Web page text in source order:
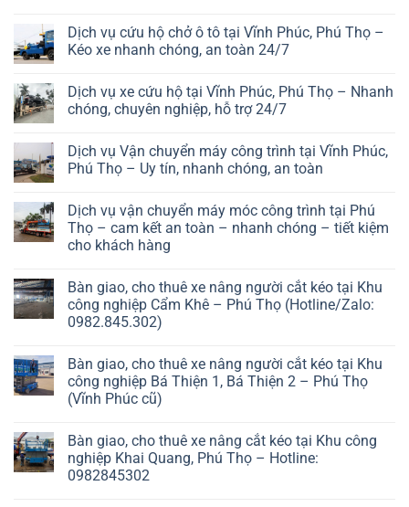
Dịch vụ cứu hộ chở ô tô tại Vĩnh Phúc, Phú Thọ –
Kéo xe nhanh chóng, an toàn 24/7
Dịch vụ xe cứu hộ tại Vĩnh Phúc, Phú Thọ – Nhanh
chóng, chuyên nghiệp, hỗ trợ 24/7
Dịch vụ Vận chuyển máy công trình tại Vĩnh Phúc,
Phú Thọ – Uy tín, nhanh chóng, an toàn
Dịch vụ vận chuyển máy móc công trình tại Phú
Thọ – cam kết an toàn – nhanh chóng – tiết kiệm
cho khách hàng
Bàn giao, cho thuê xe nâng người cắt kéo tại Khu
công nghiệp Cẩm Khê – Phú Thọ (Hotline/Zalo:
0982.845.302)
Bàn giao, cho thuê xe nâng người cắt kéo tại Khu
công nghiệp Bá Thiện 1, Bá Thiện 2 – Phú Thọ
(Vĩnh Phúc cũ)
Bàn giao, cho thuê xe nâng cắt kéo tại Khu công
nghiệp Khai Quang, Phú Thọ – Hotline:
0982845302